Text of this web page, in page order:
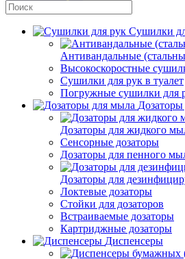
Сушилки
Антивандальные
Высокоскоростные
Сушилки для рук в туалет
Погружные сушилки для
Дозаторы для жидкого
Сенсорные дозаторы
Дозаторы для пенного
Дозаторы для
Локтевые дозаторы
Стойки для дозаторов
Встраиваемые дозаторы
Картриджные дозаторы
Диспенсеры